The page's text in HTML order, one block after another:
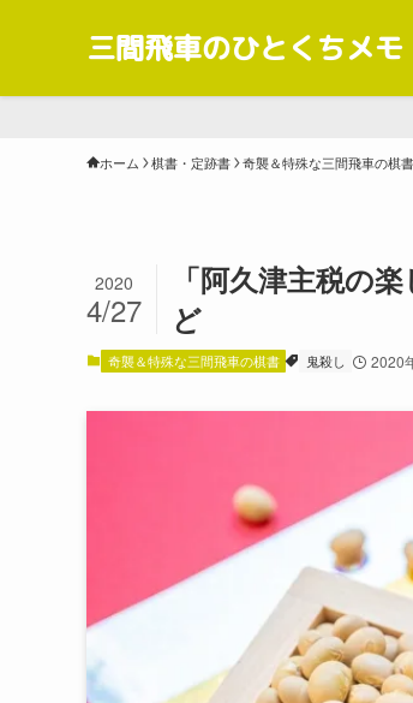
三間飛車のひとくちメモ
ホーム 棋書・定跡書 奇襲＆特殊な三間飛車の棋書
「阿久津主税の
ど
2020
4/27
奇襲＆特殊な三間飛車の棋書 鬼殺し 2020